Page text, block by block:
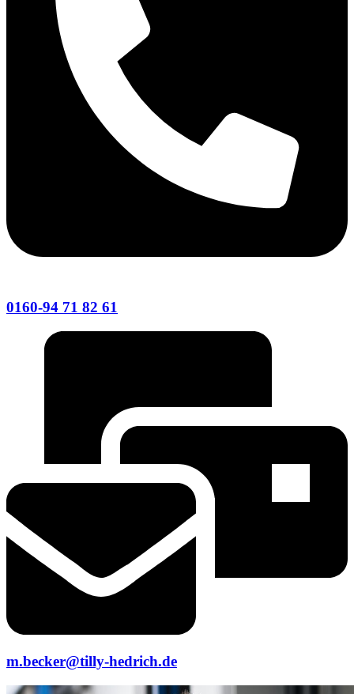
0160-94 71 82 61
m.becker@tilly-hedrich.de